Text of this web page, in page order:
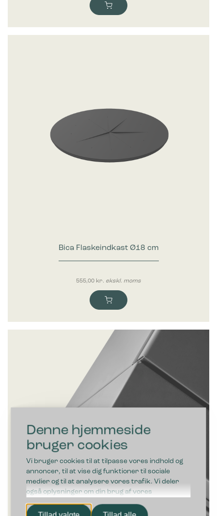
Denne hjemmeside
bruger cookies
Vi bruger cookies til at tilpasse vores indhold og
annoncer, til at vise dig funktioner til sociale
medier og til at analysere vores trafik. Vi deler
også oplysninger om din brug af vores
hjemmeside med vores partnere inden for sociale
medier, annonceringspartnere og
Bica Flaskeindkast Ø18 cm
555,00 kr. ekskl. moms